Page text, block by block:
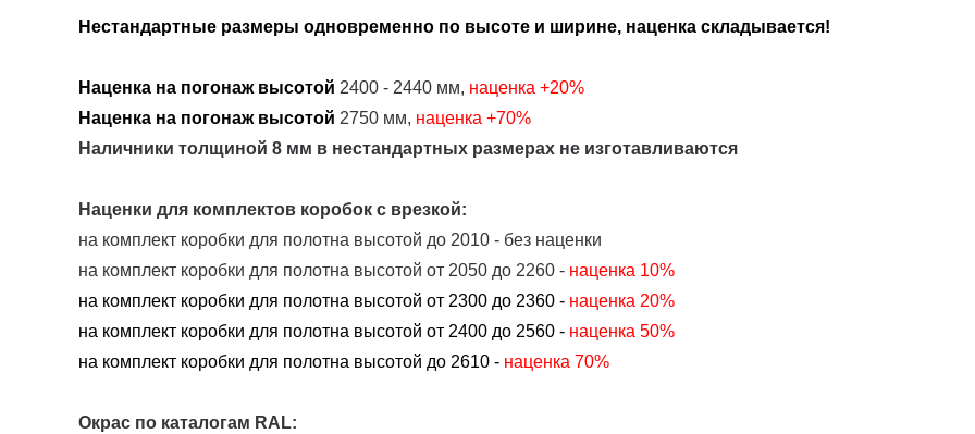
Нестандартные размеры одновременно по высоте и ширине, наценка складывается!
Наценка на погонаж высотой 2400 - 2440 мм, наценка +20%
Наценка на погонаж высотой 2750 мм, наценка +70%
Наличники толщиной 8 мм в нестандартных размерах не изготавливаются
Наценки для комплектов коробок с врезкой:
на комплект коробки для полотна высотой до 2010 - без наценки
на комплект коробки для полотна высотой от 2050 до 2260 - наценка 10%
на комплект коробки для полотна высотой от 2300 до 2360 - наценка 20%
на комплект коробки для полотна высотой от 2400 до 2560 - наценка 50%
на комплект коробки для полотна высотой до 2610 - наценка 70%
Окрас по каталогам RAL: